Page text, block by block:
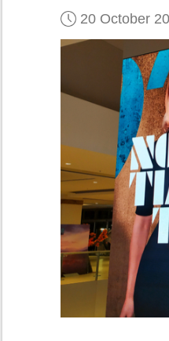
20 October